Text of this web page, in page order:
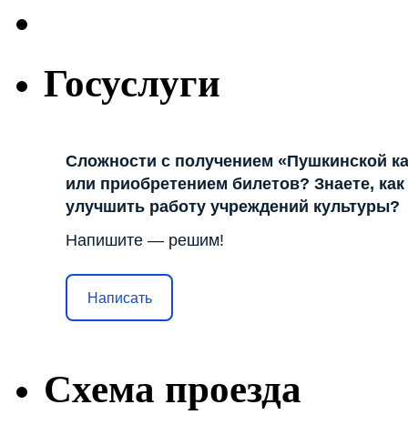
Госуслуги
Сложности с получением «Пушкинской
или приобретением билетов? Знаете, как
улучшить работу учреждений культуры?
Напишите — решим!
Написать
Схема проезда